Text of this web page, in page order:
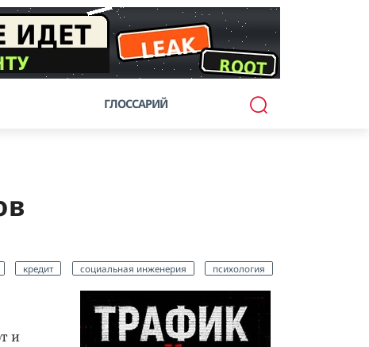
ГЛОССАРИЙ
кредит социальная инженерия психология
и